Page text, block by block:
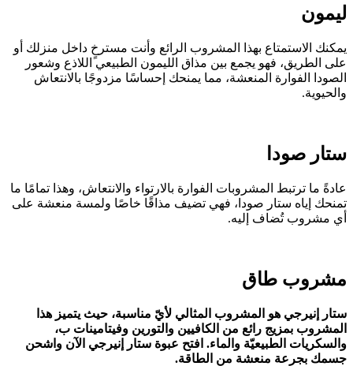
الاستمتاع بهذا المشروب الرائع وأنت مسترخٍ داخل منزلك أو
الطريق، فهو يجمع بين مذاق الليمون الطبيعي اللاذع وشعور
الفوارة المنعشة، مما يمنحك إحساسًا مزدوجًا بالانتعاش
صودا
ما ترتبط المشروبات الفوارة بالارتواء والانتعاش، وهذا تمامًا ما
إياه ستار صودا، فهي تضيف مذاقًا خاصًا ولمسة منعشة على
مشروب تُضاف إليه.
طاق
إنيرجي هو المشروب المثالي لأيّ مناسبة، حيث يتميز هذا
بمزيج رائع من الكافيين والتورين وفيتامينات ب،
الطبيعيّة والماء. افتح عبوة ستار إنيرجي الآن واشحن
بجرعة منعشة من الطاقة.